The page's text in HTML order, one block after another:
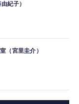
紀子）
（宮里圭介）